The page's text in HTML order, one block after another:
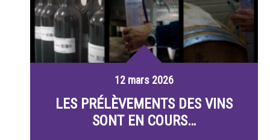
12 mars 2026
LES PRÉLÈVEMENTS DES VINS
SONT EN COURS…